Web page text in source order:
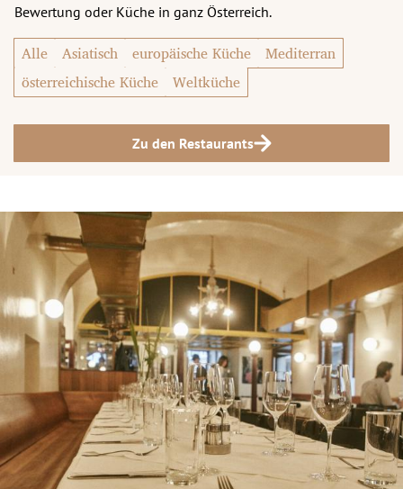
Bewertung oder Küche in ganz Österreich.
Alle Asiatisch europäische Küche
Mediterran
österreichische Küche
Weltküche
Zu den Restaurants